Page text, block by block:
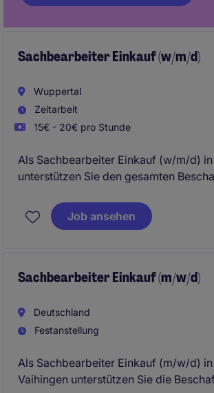
Sachbearbeiter Einkauf (w/m/d)
Wuppertal
Zeitarbeit
15€ - 20€ pro Stunde
Als Sachbearbeiter Einkauf (w/m/d)
unterstützen Sie den gesamten
reibungslose Materialbeschaffung und
einem effizienten Ablauf in der
Job ansehen
Sachbearbeiter Einkauf (m/w/d)
Deutschland
Festanstellung
Als Sachbearbeiter Einkauf (m/w/d)
Vaihingen unterstützen Sie die